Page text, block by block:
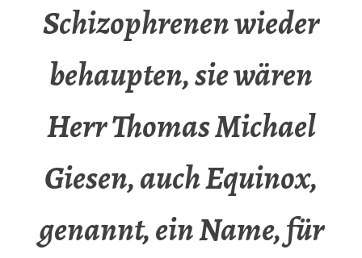
Schizophrenen wieder
behaupten, sie wären
Herr Thomas Michael
Giesen, auch Equinox,
genannt, ein Name, für